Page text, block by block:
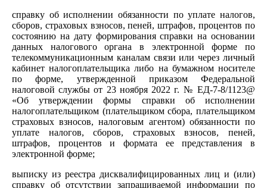
справку об исполнении обязанности по уплате налогов,
сборов, страховых взносов, пеней, штрафов, процентов по
состоянию на дату формирования справки на основании
данных налогового органа в электронной форме по
телекоммуникационным каналам связи или через личный
кабинет налогоплательщика либо на бумажном носителе
по форме, утвержденной приказом Федеральной
налоговой службы от 23 ноября 2022 г. № ЕД-7-8/1123@
«Об утверждении формы справки об исполнении
налогоплательщиком (плательщиком сбора, плательщиком
страховых взносов, налоговым агентом) обязанности по
уплате налогов, сборов, страховых взносов, пеней,
штрафов, процентов и формата ее представления в
электронной форме;
выписку из реестра дисквалифицированных лиц и (или)
справку об отсутствии запрашиваемой информации по